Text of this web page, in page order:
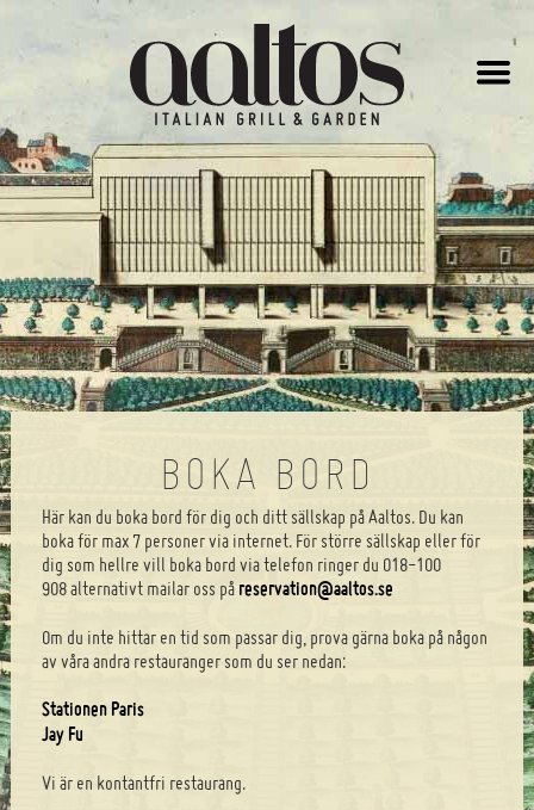
ITALIAN
GRILL
&
GARDEN
BOKA BORD
Här kan du boka bord för dig och ditt sällskap på Aaltos. Du kan
boka för max 7 personer via internet. För större sällskap eller för
dig som hellre vill boka bord via telefon ringer du 018-100
908 alternativt mailar oss på reservation@aaltos.se
Om du inte hittar en tid som passar dig, prova gärna boka på någon
av våra andra restauranger som du ser nedan:
Stationen Paris
Jay Fu
Vi är en kontantfri restaurang.